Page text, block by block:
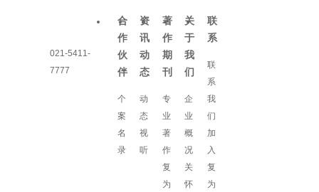
021-5411-
7777
合
作
伙
伴
个
案
名
录
资
讯
动
态
动
态
视
听
著
作
期
刊
专
业
著
作
复
为
关
于
我
们
企
业
概
况
关
怀
联
系
联
系
我
们
加
入
复
为